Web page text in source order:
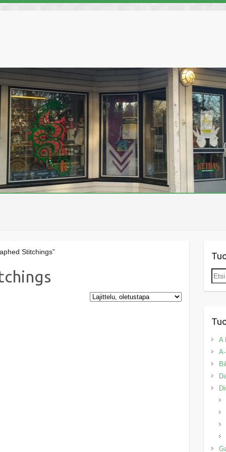
Stitchings”
Etsi:
A